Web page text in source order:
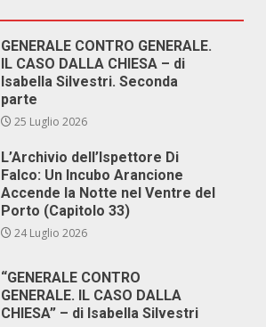
GENERALE CONTRO GENERALE.
IL CASO DALLA CHIESA – di
Isabella Silvestri. Seconda
parte
25 Luglio 2026
L’Archivio dell’Ispettore Di
Falco: Un Incubo Arancione
Accende la Notte nel Ventre del
Porto (Capitolo 33)
24 Luglio 2026
“GENERALE CONTRO
GENERALE. IL CASO DALLA
CHIESA” – di Isabella Silvestri